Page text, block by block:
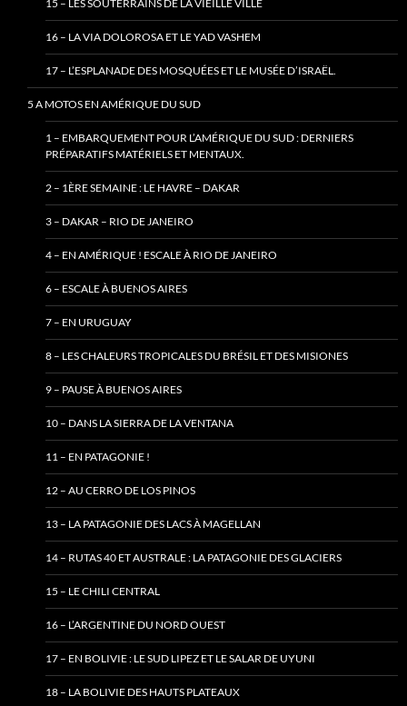
15 – LES SOUTERRAINS DE LA VIEILLE VILLE
16 – LA VIA DOLOROSA ET LE YAD VASHEM
17 – L’ESPLANADE DES MOSQUÉES ET LE MUSÉE D’ISRAËL.
5 A MOTOS EN AMÉRIQUE DU SUD
1 – EMBARQUEMENT POUR L’AMÉRIQUE DU SUD : DERNIERS
PRÉPARATIFS MATÉRIELS ET MENTAUX.
2 – 1ÈRE SEMAINE : LE HAVRE – DAKAR
3 – DAKAR – RIO DE JANEIRO
4 – EN AMÉRIQUE ! ESCALE À RIO DE JANEIRO
6 – ESCALE À BUENOS AIRES
7 – EN URUGUAY
8 – LES CHALEURS TROPICALES DU BRÉSIL ET DES MISIONES
9 – PAUSE À BUENOS AIRES
10 – DANS LA SIERRA DE LA VENTANA
11 – EN PATAGONIE !
12 – AU CERRO DE LOS PINOS
13 – LA PATAGONIE DES LACS À MAGELLAN
14 – RUTAS 40 ET AUSTRALE : LA PATAGONIE DES GLACIERS
15 – LE CHILI CENTRAL
16 – L’ARGENTINE DU NORD OUEST
17 – EN BOLIVIE : LE SUD LIPEZ ET LE SALAR DE UYUNI
18 – LA BOLIVIE DES HAUTS PLATEAUX